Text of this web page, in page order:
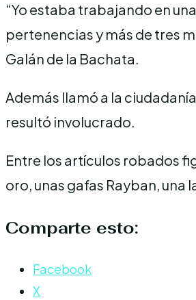
“Yo estaba trabajando en
pertenencias y más de tres
Galán de la Bachata.
Además llamó a la
resultó involucrado.
Entre los artículos robados
oro, unas gafas Rayban,
Comparte esto:
Facebook
X